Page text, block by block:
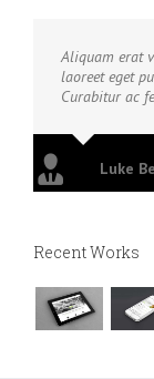
Aliquam erat
laoreet eget
Curabitur ac
Luke
Recent Works